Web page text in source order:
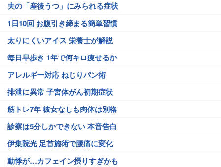
夫の「産後うつ」にみられる症状
1日10回 お腹引き締まる簡単習慣
太りにくいアイス 栄養士が解説
毎日早歩き 1年で何キロ痩せるか
アレルギー対応 ねじりパン術
排泄に異常 子宮体がん初期症状
筋トレ7年 彼女なしも肉体は別格
診察は5分しかできない 本音告白
伊集院光 足首施術で腰痛に変化
動悸が…カフェイン摂りすぎかも